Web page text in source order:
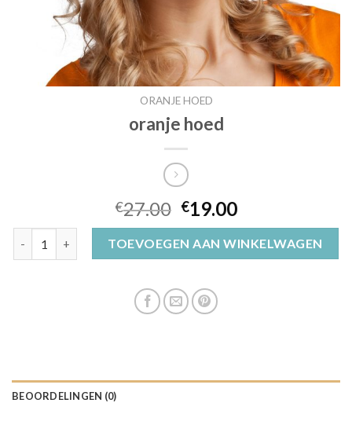
ORANJE HOED
oranje hoed
€27.00 €19.00
oranje hoed aantalTOEVOEGEN AAN WINKELWAGEN
BEOORDELINGEN (0)